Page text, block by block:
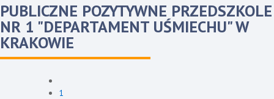
PUBLICZNE POZYTYWNE PRZEDSZKOLE
NR 1 "DEPARTAMENT UŚMIECHU" W
KRAKOWIE
1